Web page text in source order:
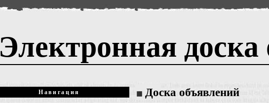
Электронная
Навигация Доска объявлений